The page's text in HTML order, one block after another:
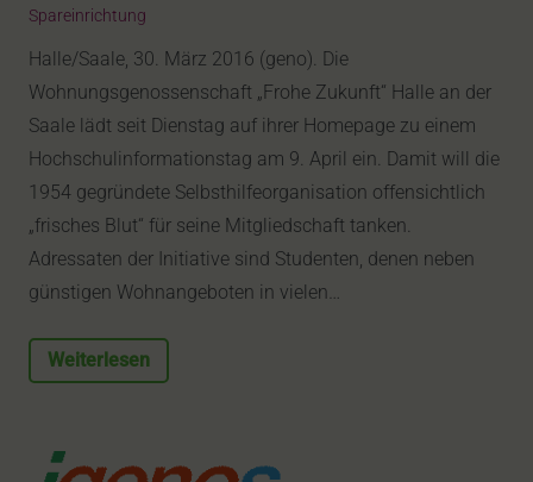
Spareinrichtung
Halle/Saale, 30. März 2016 (geno). Die
Wohnungsgenossenschaft „Frohe Zukunft“ Halle an der
Saale lädt seit Dienstag auf ihrer Homepage zu einem
Hochschulinformationstag am 9. April ein. Damit will die
1954 gegründete Selbsthilfeorganisation offensichtlich
„frisches Blut“ für seine Mitgliedschaft tanken.
Adressaten der Initiative sind Studenten, denen neben
günstigen Wohnangeboten in vielen…
Weiterlesen